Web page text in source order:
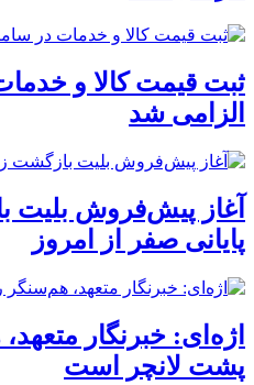
الزامی شد
آغاز پیش‌فروش بلیت
پایانی صفر از امروز
اژه‌ای: خبرنگار
پشت لانچر است